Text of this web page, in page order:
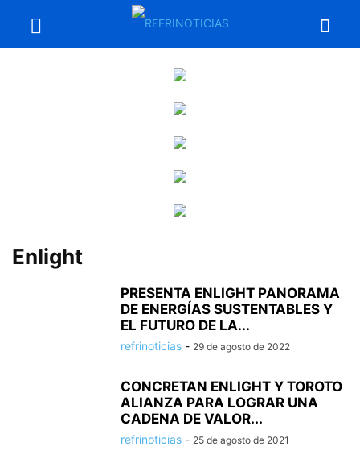
Enlight
PRESENTA ENLIGHT PANORAMA
DE ENERGÍAS SUSTENTABLES Y
EL FUTURO DE LA...
refrinoticias - 29 de agosto de 2022
CONCRETAN ENLIGHT Y TOROTO
ALIANZA PARA LOGRAR UNA
CADENA DE VALOR...
refrinoticias - 25 de agosto de 2021